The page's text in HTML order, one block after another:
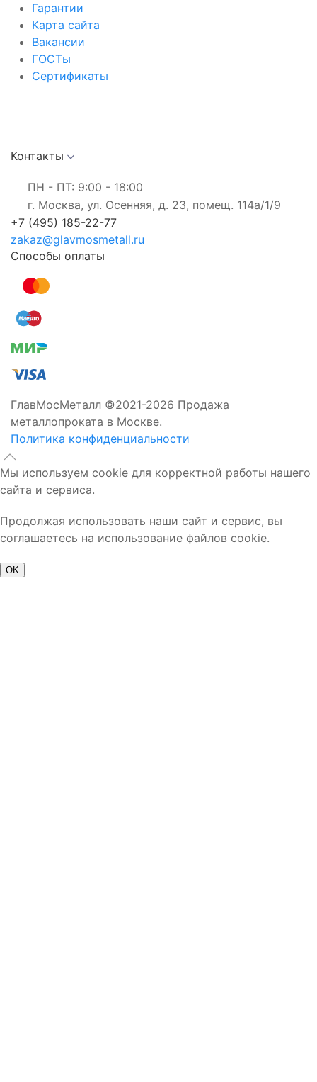
Гарантии
Карта сайта
Вакансии
ГОСТы
Сертификаты
Контакты
ПН - ПТ: 9:00 - 18:00
г. Москва, ул. Осенняя, д. 23, помещ. 114а/1/9
+7 (495) 185-22-77
zakaz@glavmosmetall.ru
Способы оплаты
ГлавМосМеталл ©2021-2026 Продажа
металлопроката в Москве.
Политика конфиденциальности
Мы используем cookie для корректной работы нашего
сайта и сервиса.
Продолжая использовать наши сайт и сервис, вы
соглашаетесь на использование файлов cookie.
OK